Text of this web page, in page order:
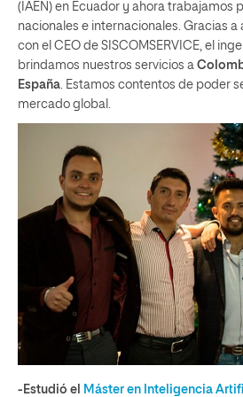
(IAEN) en Ecuador y ahora trabajamos
nacionales e internacionales. Gracias
con el CEO de SISCOMSERVICE, el
brindamos nuestros servicios a
España. Estamos contentos de poder
mercado global.
-Estudió el Máster en Inteligencia